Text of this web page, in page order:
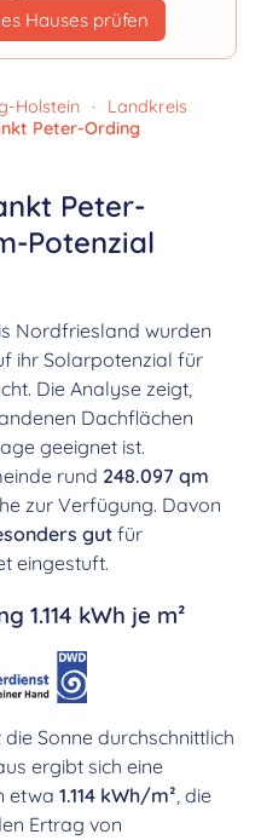
Hauses prüfen
Holstein ·
Landkreis
Peter-Ording
Peter-
Potenzial
Nordfriesland wurden
ihr Solarpotenzial für
Die Analyse zeigt,
Dachflächen
geeignet ist.
rund 248.097 qm
zur Verfügung. Davon
gutfür
eingestuft.
1.114 kWh je m²
Sonne durchschnittlich
ergibt sich eine
etwa 1.114 kWh/m², die
Ertrag von